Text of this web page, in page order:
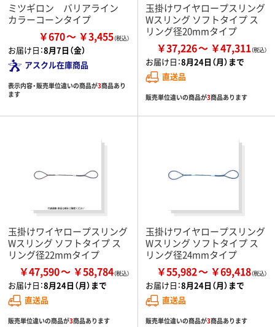
ミツギロン バリアライン
カラーコーンタイプ
￥670 ￥3,455
お届け日：8月7日（金）
アスクル在庫商品
表示内容・販売単位違いの商品が3商品あり
ます
玉掛けワイヤロープスリング
Wスリング ソフトタイプ ス
リング径20mmタイプ
￥37,226 ￥47,311
お届け日：8月24日（月）まで
直送品
販売単位違いの商品が3商品あります
玉掛けワイヤロープスリング
Wスリング ソフトタイプ ス
リング径22mmタイプ
￥47,590 ￥58,784
お届け日：8月24日（月）まで
直送品
販売単位違いの商品が3商品あります
玉掛けワイヤロープスリング
Wスリング ソフトタイプ ス
リング径24mmタイプ
￥55,982 ￥69,418
お届け日：8月24日（月）まで
直送品
販売単位違いの商品が3商品あります